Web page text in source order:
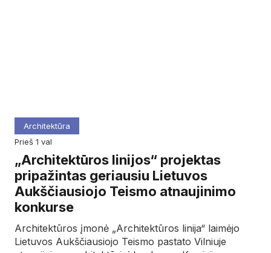
Architektūra
prieš 1 val
„Architektūros linijos“ projektas
pripažintas geriausiu Lietuvos
Aukščiausiojo Teismo atnaujinimo
konkurse
Architektūros įmonė „Architektūros linija“ laimėjo
Lietuvos Aukščiausiojo Teismo pastato Vilniuje